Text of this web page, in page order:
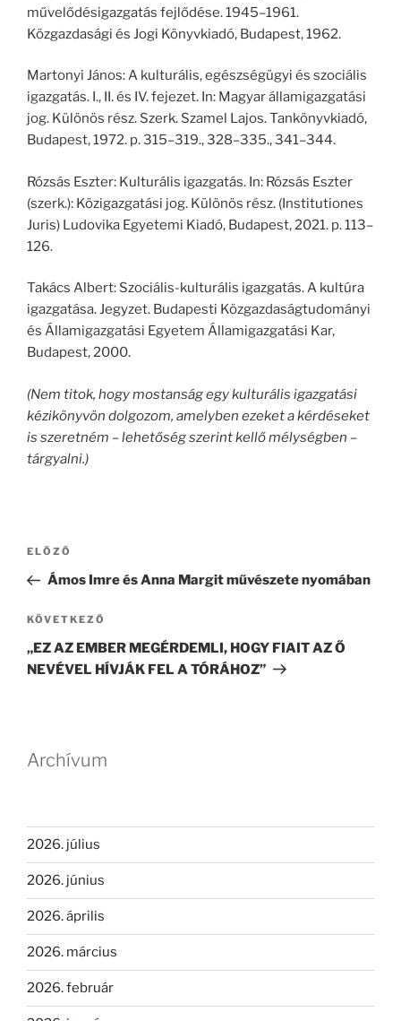
művelődésigazgatás fejlődése. 1945–1961.
Közgazdasági és Jogi Könyvkiadó, Budapest, 1962.
Martonyi János: A kulturális, egészségügyi és szociális
igazgatás. I., II. és IV. fejezet. In: Magyar államigazgatási
jog. Különös rész. Szerk. Szamel Lajos. Tankönyvkiadó,
Budapest, 1972. p. 315–319., 328–335., 341–344.
Rózsás Eszter: Kulturális igazgatás. In: Rózsás Eszter
(szerk.): Közigazgatási jog. Különös rész. (Institutiones
Juris) Ludovika Egyetemi Kiadó, Budapest, 2021. p. 113–
126.
Takács Albert: Szociális-kulturális igazgatás. A kultúra
igazgatása. Jegyzet. Budapesti Közgazdaságtudományi
és Államigazgatási Egyetem Államigazgatási Kar,
Budapest, 2000.
(Nem titok, hogy mostanság egy kulturális igazgatási
kézikönyvön dolgozom, amelyben ezeket a kérdéseket
is szeretném – lehetőség szerint kellő mélységben –
tárgyalni.)
Bejegyzés
navigáció
Korábbi
bejegyzés
ELŐZŐ
Ámos Imre és Anna Margit művészete nyomában
Következő
bejegyzés
KÖVETKEZŐ
„EZ AZ EMBER MEGÉRDEMLI, HOGY FIAIT AZ Ő
NEVÉVEL HÍVJÁK FEL A TÓRÁHOZ”
Archívum
2026. július
2026. június
2026. április
2026. március
2026. február